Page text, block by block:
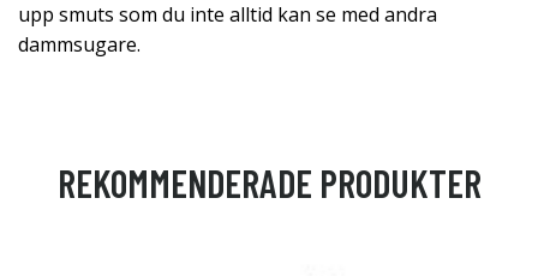
upp smuts som du inte alltid kan se med andra
dammsugare.
REKOMMENDERADE PRODUKTER